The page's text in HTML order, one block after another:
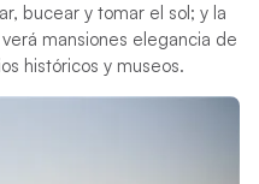
bucear y tomar el sol; y la
mansiones elegancia de
históricos y museos.